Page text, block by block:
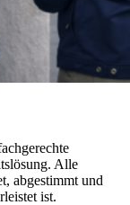
Alle
abgestimmt und
ist.